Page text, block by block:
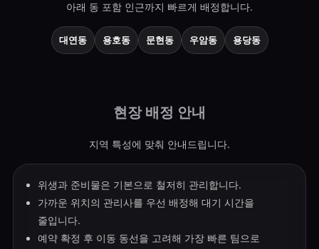
아래 동 포함 인근까지 빠르게 배정합니다.
대연동 용호동 문현동 우암동 용당동
현장 배정 안내
지역 특성에 맞춰 안내드립니다.
위생과 준비물은 기본으로 철저히 관리합니다.
가까운 위치의 관리사를 우선 배정해 대기 시간을
줄입니다.
예약 확정 후 이동 동선을 고려해 가장 빠른 팀으로